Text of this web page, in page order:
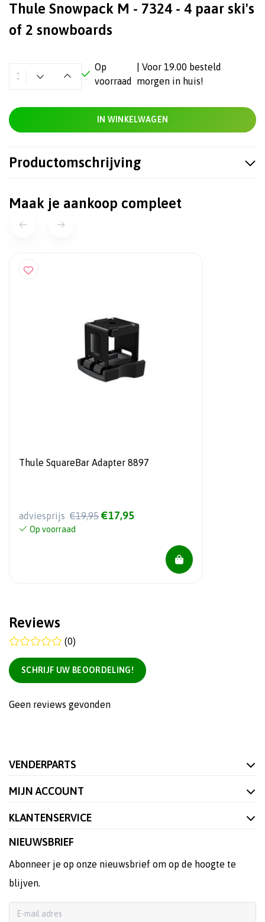
Thule Snowpack M - 7324 - 4 paar ski's
of 2 snowboards
Op
voorraad
| Voor 19.00 besteld
morgen in huis!
IN WINKELWAGEN
Productomschrijving
Maak je aankoop compleet
Thule SquareBar Adapter 8897
adviesprijs €19,95 €17,95
Op voorraad
Reviews
(0)
SCHRIJF UW BEOORDELING!
Geen reviews gevonden
VENDERPARTS
MIJN ACCOUNT
KLANTENSERVICE
NIEUWSBRIEF
Abonneer je op onze nieuwsbrief om op de hoogte te
blijven.